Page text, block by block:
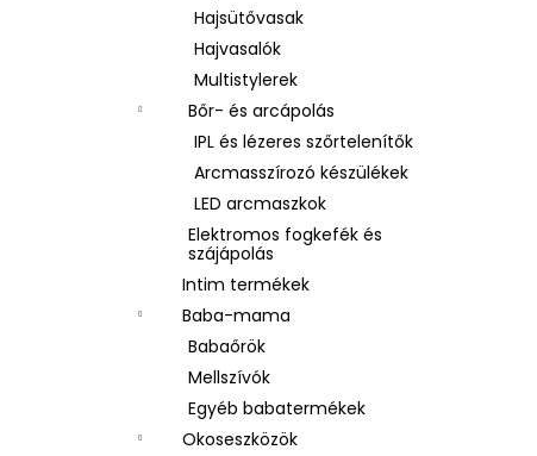
Hajsütővasak
Hajvasalók
Multistylerek
Bőr- és arcápolás
IPL és lézeres szőrtelenítők
Arcmasszírozó készülékek
LED arcmaszkok
Elektromos fogkefék és
szájápolás
Intim termékek
Baba-mama
Babaőrök
Mellszívók
Egyéb babatermékek
Okoseszközök